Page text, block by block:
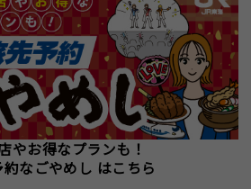
やお得なプランも！
約なごやめし はこちら